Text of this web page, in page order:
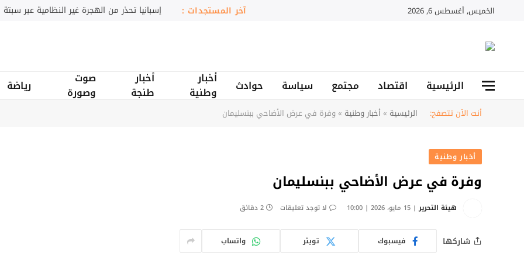
الخميس, أغسطس 6, 2026 آخر المستجدات : محلل.. نقص الذخائر دفع ترامب نحو التفاوض
الرئيسية اقتصاد مجتمع سياسة حوادث
أخبار
وطنية
أخبار
طنجة
صوت
وصورة
رياضة
أنت الآن تتصفح: الرئيسية » أخبار وطنية » وفرة في عرض الأضاحي ببنسليمان
أخبار وطنية
وفرة في عرض الأضاحي ببنسليمان
هيئة التحرير 15 مايو، 2026 | 10:00 لا توجد تعليقات 2 دقائق
شاركها فيسبوك تويتر واتساب